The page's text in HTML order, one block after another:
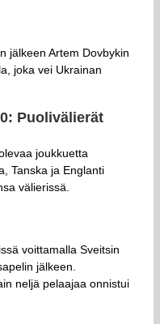
jälkeen Artem Dovbykin
joka vei Ukrainan
Puolivälierät
joukkuetta
Tanska ja Englanti
välierissä.
voittamalla Sveitsin
jälkeen.
neljä pelaajaa onnistui